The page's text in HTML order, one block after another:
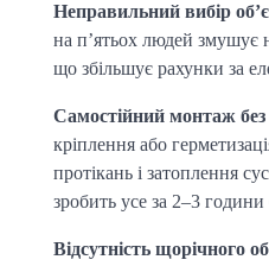
Неправильний вибір
на п’ятьох людей змушує
що збільшує рахунки за
Самостійний монтаж без
кріплення або
протікань і затоплення
зробить усе за 2–3 години
Відсутність щорічного